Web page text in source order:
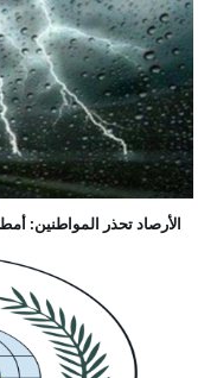
الأرصاد تحذر المواطنين: